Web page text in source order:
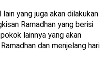
yang juga akan dilakukan
Ramadhan yang berisi
lainnya yang akan
dan menjelang hari